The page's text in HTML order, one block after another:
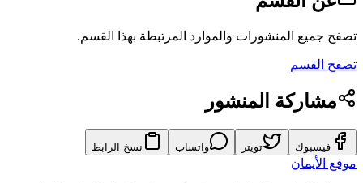
تصفح جميع المنشورات والموارد المرتبطة بهذا القسم.
تصفح القسم
مشاركة المنشور
فيسبوك تويتر واتساب نسخ الرابط
موقع الأيمان